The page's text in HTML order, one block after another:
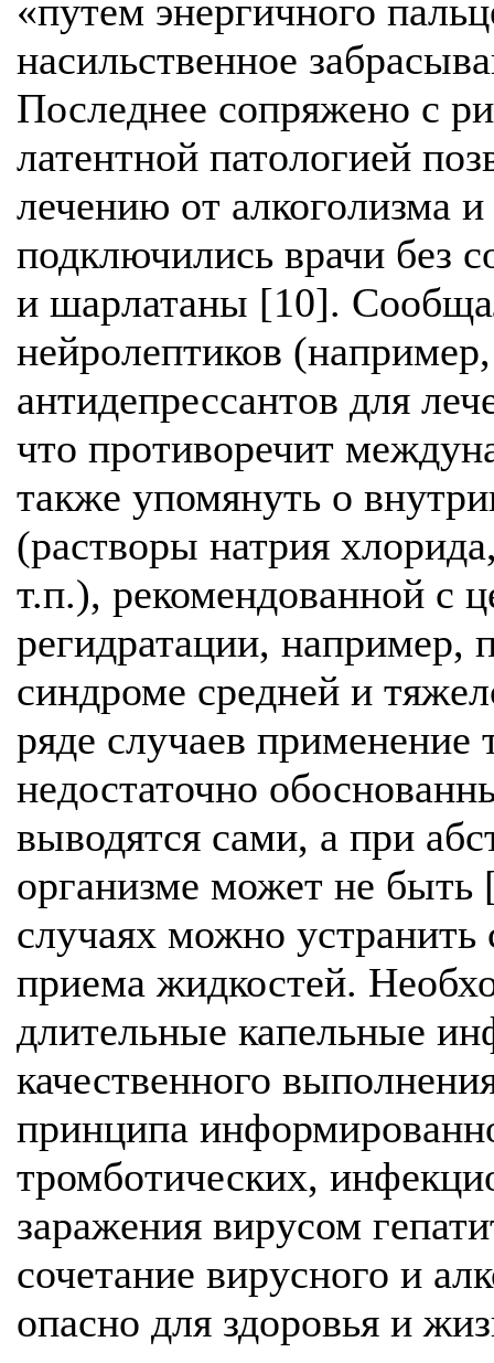
«путем энергичного
насильственное
Последнее сопряжено с
латентной патологией
лечению от алкоголизма
подключились врачи без
и шарлатаны [10].
нейролептиков
антидепрессантов для
что противоречит
также упомянуть о
(растворы натрия
т.п.), рекомендованной с
регидратации, например,
синдроме средней и
ряде случаев применение
недостаточно
выводятся сами, а при
организме может не
случаях можно
приема жидкостей.
длительные капельные
качественного
принципа
тромботических,
заражения вирусом
сочетание вирусного и
опасно для здоровья и